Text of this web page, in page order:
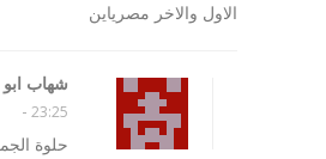
الاول والاخر مصرياين
شهاب ابو
23:25
-
حلوة